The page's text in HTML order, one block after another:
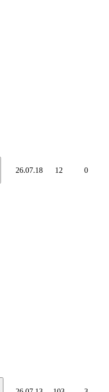
26.07.18 12 0